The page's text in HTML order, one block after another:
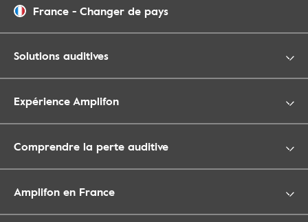
France - Changer de pays
Solutions auditives
Expérience Amplifon
Comprendre la perte auditive
Amplifon en France